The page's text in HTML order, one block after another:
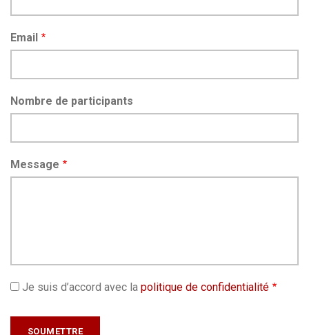
Email
Nombre de participants
Message
Je suis d’accord avec la politique de confidentialité